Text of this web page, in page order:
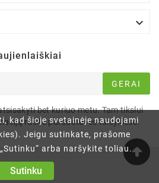
kad šioje svetainėje naudojami
Jeigu sutinkate, prašome
arba naršykite toliau.
Sutinku

GERAI
bet kuriuo metu. Tam tikslui
rasite parduotuvės taisyklėse.